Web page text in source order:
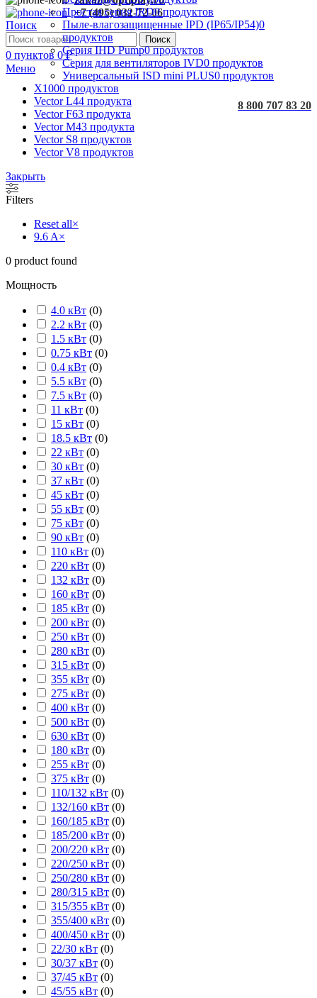
+7 (495) 032-72-06
Поиск
Поиск
0 пунктов 0₽
Меню
8 800 707 83 20
Простая серия IRD0 продуктов
Пыле-влагозащищенные IPD (IP65/IP54)0
продуктов
Серия IHD Pump0 продуктов
Серия для вентиляторов IVD0 продуктов
Универсальный ISD mini PLUS0 продуктов
X1000 продуктов
Vector L44 продукта
Vector F63 продукта
Vector M43 продукта
Vector S8 продуктов
Vector V8 продуктов
Закрыть
Filters
Reset all×
9.6 A×
0 product found
Мощность
4.0 кВт (0)
2.2 кВт (0)
1.5 кВт (0)
0.75 кВт (0)
0.4 кВт (0)
5.5 кВт (0)
7.5 кВт (0)
11 кВт (0)
15 кВт (0)
18.5 кВт (0)
22 кВт (0)
30 кВт (0)
37 кВт (0)
45 кВт (0)
55 кВт (0)
75 кВт (0)
90 кВт (0)
110 кВт (0)
220 кВт (0)
132 кВт (0)
160 кВт (0)
185 кВт (0)
200 кВт (0)
250 кВт (0)
280 кВт (0)
315 кВт (0)
355 кВт (0)
275 кВт (0)
400 кВт (0)
500 кВт (0)
630 кВт (0)
180 кВт (0)
255 кВт (0)
375 кВт (0)
110/132 кВт (0)
132/160 кВт (0)
160/185 кВт (0)
185/200 кВт (0)
200/220 кВт (0)
220/250 кВт (0)
250/280 кВт (0)
280/315 кВт (0)
315/355 кВт (0)
355/400 кВт (0)
400/450 кВт (0)
22/30 кВт (0)
30/37 кВт (0)
37/45 кВт (0)
45/55 кВт (0)